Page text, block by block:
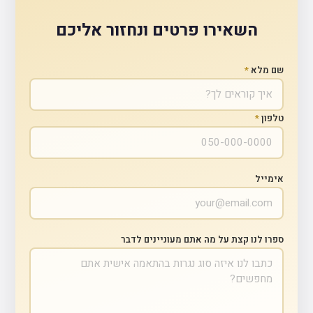
השאירו פרטים ונחזור אליכם
שם מלא*
טלפון*
אימייל
ספרו לנו קצת על מה אתם מעוניינים לדבר